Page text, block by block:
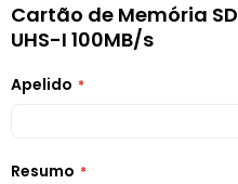
Cartão de Memória
UHS-I 100MB/s
Apelido
Resumo